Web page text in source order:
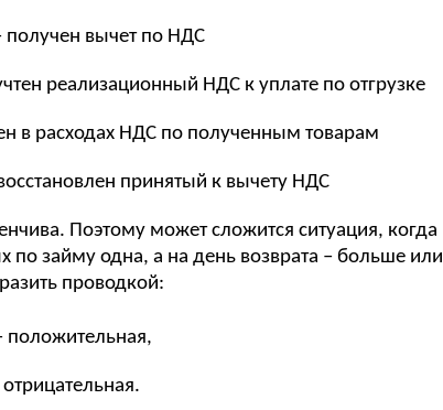
получен вычет по НДС
реализационный НДС к уплате по отгрузке
в расходах НДС по полученным товарам
принятый к вычету НДС
Поэтому может сложится ситуация, когда
по займу одна, а на день возврата – больше или
проводкой:
положительная,